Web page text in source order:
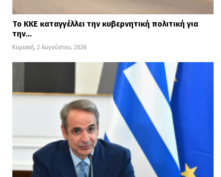
Το ΚΚΕ καταγγέλλει την κυβερνητική πολιτική για
την…
Κυριακή, 2 Αυγούστου, 2026